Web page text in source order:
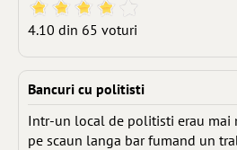
4.10 din 65 voturi
Bancuri cu politisti
Intr-un local de politisti erau
pe scaun langa bar fumand un